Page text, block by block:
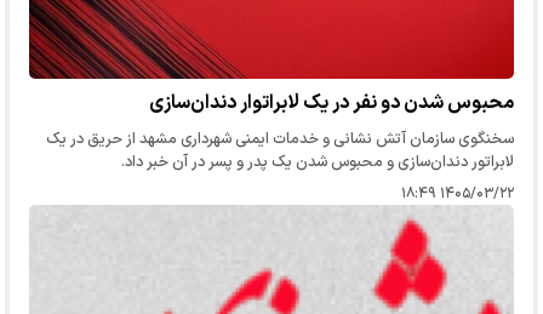
محبوس شدن دو نفر در یک لابراتوار دندان‌سازی
سخنگوی سازمان آتش نشانی و خدمات ایمنی شهرداری مشهد از حریق در یک
لابراتور دندان‌سازی و محبوس شدن یک پدر و پسر در آن خبر داد.
۱۴۰۵/۰۳/۲۲ ۱۸:۴۹